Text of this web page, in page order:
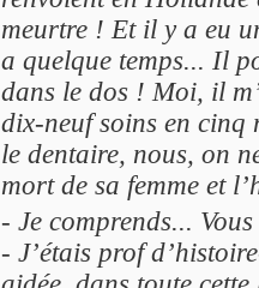
meurtre ! Et il y a eu
a quelque temps... Il
dans le dos ! Moi, il
dix-neuf soins en cinq
le dentaire, nous, on
mort de sa femme et
- Je comprends...
- J’étais prof